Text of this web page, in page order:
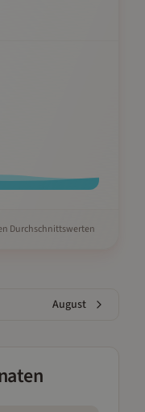
Durchschnittswerten
August